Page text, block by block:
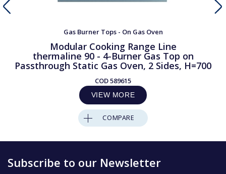
Gas Burner Tops - On Gas Oven
Modular Cooking Range Line
thermaline 90 - 4-Burner Gas Top on
Passthrough Static Gas Oven, 2 Sides, H=700
COD589615
VIEW MORE
COMPARE
Subscribe to our Newsletter